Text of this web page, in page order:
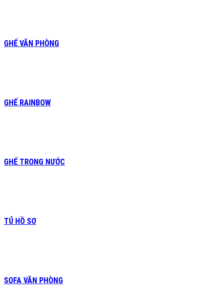
GHẾ VĂN PHÒNG
GHẾ RAINBOW
GHẾ TRONG NƯỚC
TỦ HỒ SƠ
SOFA VĂN PHÒNG